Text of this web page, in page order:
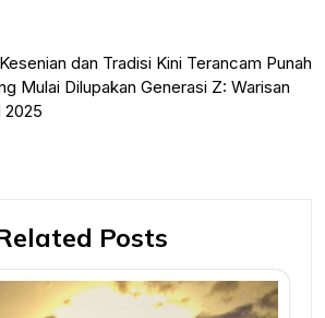
Kesenian dan Tradisi Kini Terancam Punah
Mulai Dilupakan Generasi Z: Warisan
2025
Posts